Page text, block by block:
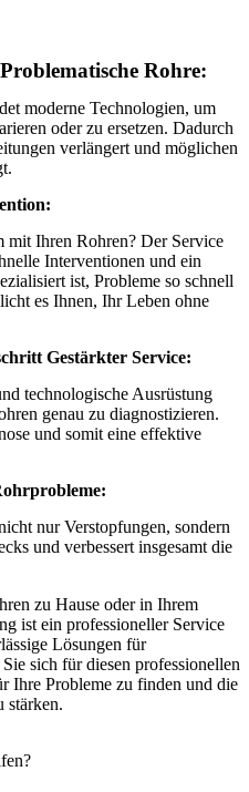
Rohre:
moderne Technologien, um
oder zu ersetzen. Dadurch
verlängert und möglichen
mit Ihren Rohren? Der Service
Interventionen und ein
ist, Probleme so schnell
es Ihnen, Ihr Leben ohne
Gestärkter Service:
technologische Ausrüstung
genau zu diagnostizieren.
und somit eine effektive
nur Verstopfungen, sondern
und verbessert insgesamt die
zu Hause oder in Ihrem
ist ein professioneller Service
Lösungen für
sich für diesen professionellen
Ihre Probleme zu finden und die
stärken.